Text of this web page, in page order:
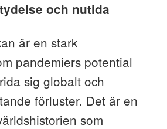
och nutida
är en stark
pandemiers potential
sig globalt och
förluster. Det är en
som